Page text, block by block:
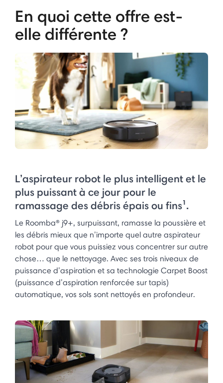
En quoi cette offre est-
elle différente ?
L’aspirateur robot le plus intelligent et le
plus puissant à ce jour pour le
ramassage des débris épais ou fins¹.
Le Roomba® j9+, surpuissant, ramasse la poussière et
les débris mieux que n’importe quel autre aspirateur
robot pour que vous puissiez vous concentrer sur autre
chose… que le nettoyage. Avec ses trois niveaux de
puissance d’aspiration et sa technologie Carpet Boost
(puissance d’aspiration renforcée sur tapis)
automatique, vos sols sont nettoyés en profondeur.